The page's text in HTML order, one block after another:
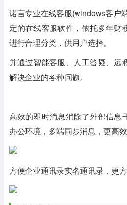
诺言专业在线客服(windows客户
定的在线客服软件，依托多年财
进行合理分类，供用户选择。
并通过智能客服、人工答疑、远
解决企业的各种问题。
高效的即时消息消除了外部信息
办公环境，多端同步消息，更高效
方便企业通讯录实名通讯录，更方